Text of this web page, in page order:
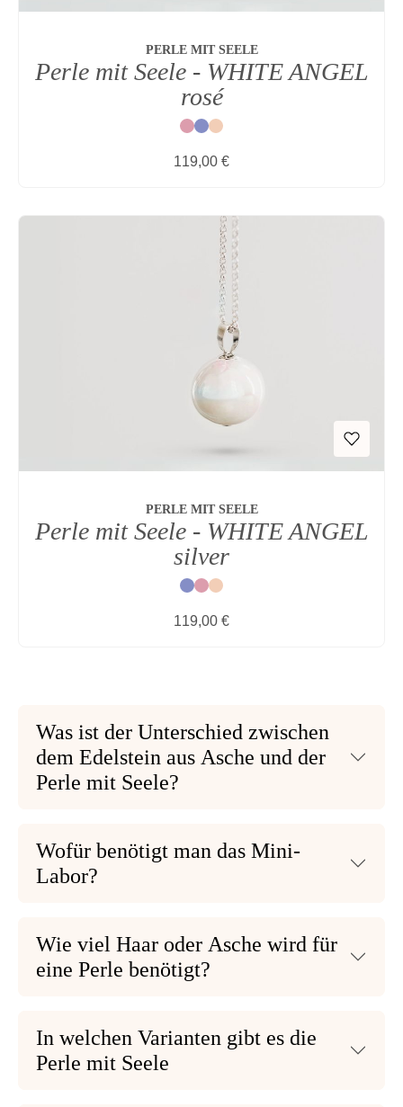
PERLE MIT SEELE
Perle mit Seele - WHITE ANGEL
rosé
RotBlauNatur
Regulärer Preis:
119,00 €
PERLE MIT SEELE
Perle mit Seele - WHITE ANGEL
silver
Blau
RotNatur
Regulärer Preis:
119,00 €
Was ist der Unterschied zwischen
dem Edelstein aus Asche und der
Perle mit Seele?
Wofür benötigt man das Mini-
Labor?
Wie viel Haar oder Asche wird für
eine Perle benötigt?
In welchen Varianten gibt es die
Perle mit Seele